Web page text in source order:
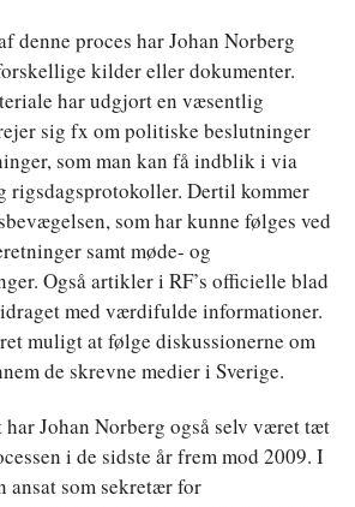
denne proces har Johan Norberg
kilder eller dokumenter.
har udgjort en væsentlig
sig fx om politiske beslutninger
som man kan få indblik i via
rigsdagsprotokoller. Dertil kommer
som har kunne følges ved
samt møde- og
Også artikler i RF’s officielle blad
med værdifulde informationer.
muligt at følge diskussionerne om
de skrevne medier i Sverige.
har Johan Norberg også selv været tæt
i de sidste år frem mod 2009. I
ansat som sekretær for